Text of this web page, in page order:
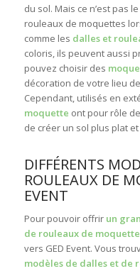
du sol. Mais ce n’est pas
rouleaux de moquettes
comme les dalles et
coloris, ils peuvent aussi
pouvez choisir des
décoration de votre lieu
Cependant, utilisés en
moquette ont pour rôle
de créer un sol plus plat
DIFFÉRENTS
ROULEAUX DE
EVENT
Pour pouvoir offrir un
de rouleaux de
vers GED Event. Vous
modèles de dalles et de